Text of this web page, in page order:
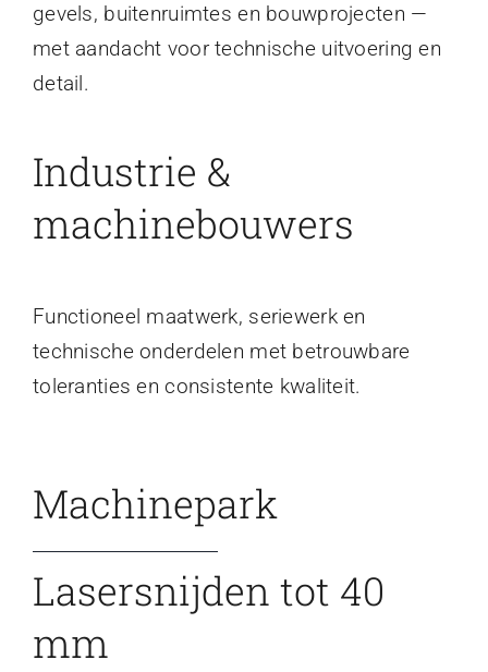
gevels, buitenruimtes en bouwprojecten —
met aandacht voor technische uitvoering en
detail.
Industrie &
machinebouwers
Functioneel maatwerk, seriewerk en
technische onderdelen met betrouwbare
toleranties en consistente kwaliteit.
Machinepark
Lasersnijden tot 40
mm